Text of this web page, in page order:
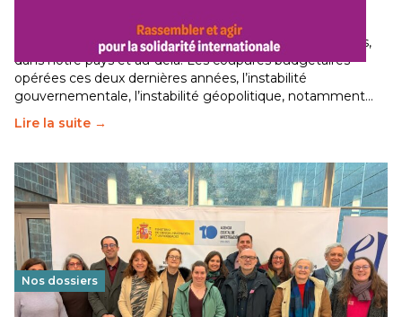
Le secteur humanitaire connaît des difficultés profondes,
dans notre pays et au-delà. Les coupures budgétaires
opérées ces deux dernières années, l’instabilité
gouvernementale, l’instabilité géopolitique, notamment…
Lire la suite →
Nos dossiers